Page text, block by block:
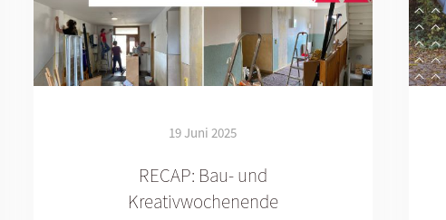
19 Juni 2025
RECAP: Bau- und
Kreativwochenende